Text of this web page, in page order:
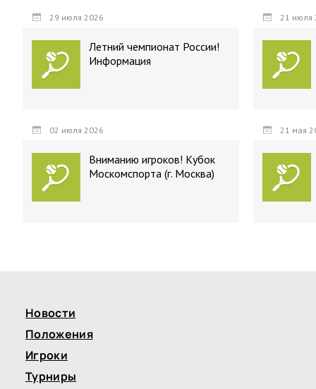
29 июля 2026
Летний чемпионат России!
Информация
21 июля
02 июля 2026
Вниманию игроков! Кубок
Москомспорта (г. Москва)
21 мая
Новости
Положения
Игроки
Турниры